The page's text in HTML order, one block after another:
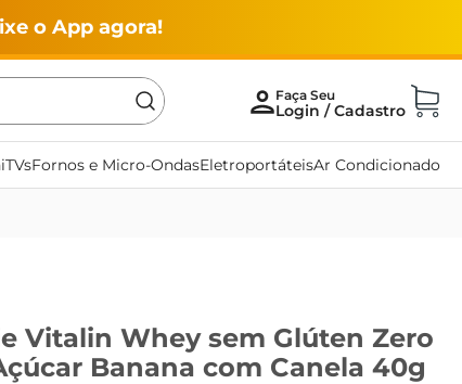
o App agora!
TVsFornos e Micro-OndasEletroportáteisAr Condicionado
Vitalin Whey sem Glúten Zero
Banana com Canela 40g